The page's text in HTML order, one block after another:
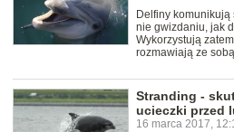
Delfiny
nie gwizdaniu, jak
Wykorzystują
rozmawiają ze
Stranding -
ucieczki przed
16 marca 2017,